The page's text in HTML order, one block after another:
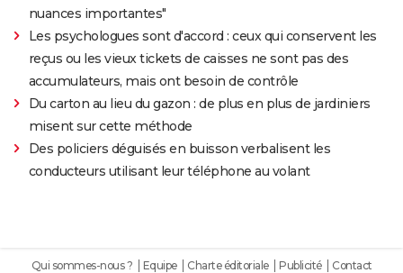
nuances importantes"
Les psychologues sont d'accord : ceux qui conservent les
reçus ou les vieux tickets de caisses ne sont pas des
accumulateurs, mais ont besoin de contrôle
Du carton au lieu du gazon : de plus en plus de jardiniers
misent sur cette méthode
Des policiers déguisés en buisson verbalisent les
conducteurs utilisant leur téléphone au volant
Qui sommes-nous ? Equipe Charte éditoriale Publicité
Contact